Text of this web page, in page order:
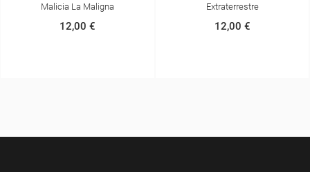
Extraterrestre
12,00 €
Nanomalicia, Episodio 1
(1)